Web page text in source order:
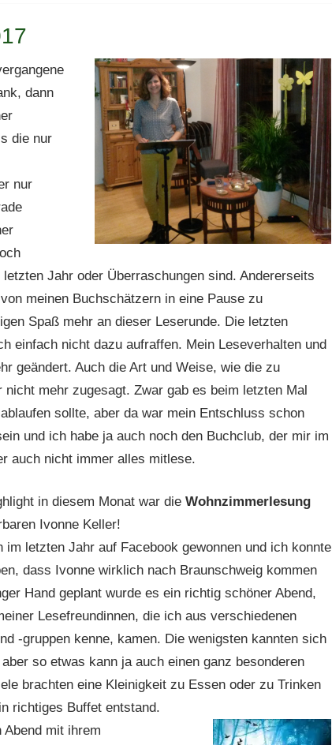
dann
die nur
nur
Jahr oder Überraschungen sind. Andererseits
meinen Buchschätzern in eine Pause zu
Spaß mehr an dieser Leserunde. Die letzten
einfach nicht dazu aufraffen. Mein Leseverhalten und
geändert. Auch die Art und Weise, wie die zu
mehr zugesagt. Zwar gab es beim letzten Mal
sollte, aber da war mein Entschluss schon
und ich habe ja auch noch den Buchclub, der mir im
auch nicht immer alles mitlese.
in diesem Monat war die Wohnzimmerlesung
Ivonne Keller!
im letzten Jahr auf Facebook gewonnen und ich konnte
dass Ivonne wirklich nach Braunschweig kommen
Hand geplant wurde es ein richtig schöner Abend,
Lesefreundinnen, die ich aus verschiedenen
-gruppen kenne, kamen. Die wenigsten kannten sich
so etwas kann ja auch einen ganz besonderen
brachten eine Kleinigkeit zu Essen oder zu Trinken
richtiges Buffet entstand.
Abend mit ihrem